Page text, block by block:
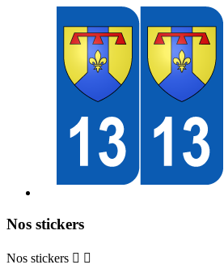
Nos stickers
Nos stickers  